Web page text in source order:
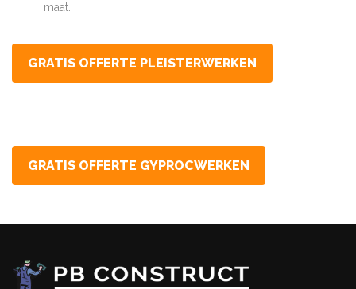
maat.
GRATIS OFFERTE PLEISTERWERKEN
GRATIS OFFERTE GYPROCWERKEN